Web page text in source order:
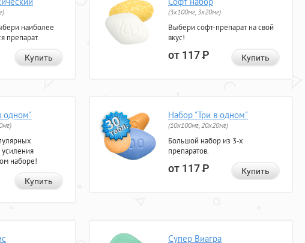
наиболее
препарат.
Купить
(3x100мг, 3x20мг)
Выбери софт-препарат на свой
вкус!
от 117Р Купить
одном"
усиления
наборе!
Купить
Набор "Три в одном"
(10x100мг, 20x20мг)
Большой набор из 3-х
препаратов.
от 117Р Купить
Супер Виагра